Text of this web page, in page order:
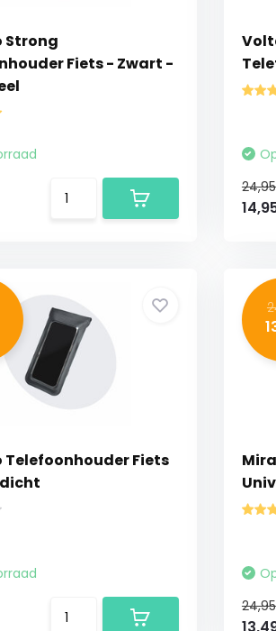
Strong
Fiets - Zwart -
24,95
Fiets
24,95